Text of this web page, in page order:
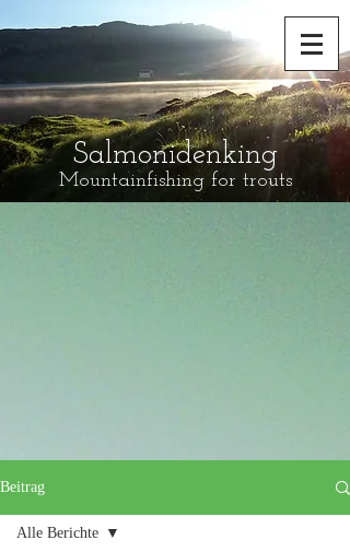
Salmonidenking
Mountainfishing for trouts
Beitrag
Alle Berichte